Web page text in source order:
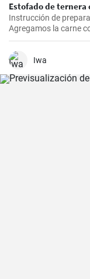
Estofado de ternera
Instrucción de
Agregamos la carne
Cocinamos hasta
el puré y cocinamos
agregamos la crema y
Iwa